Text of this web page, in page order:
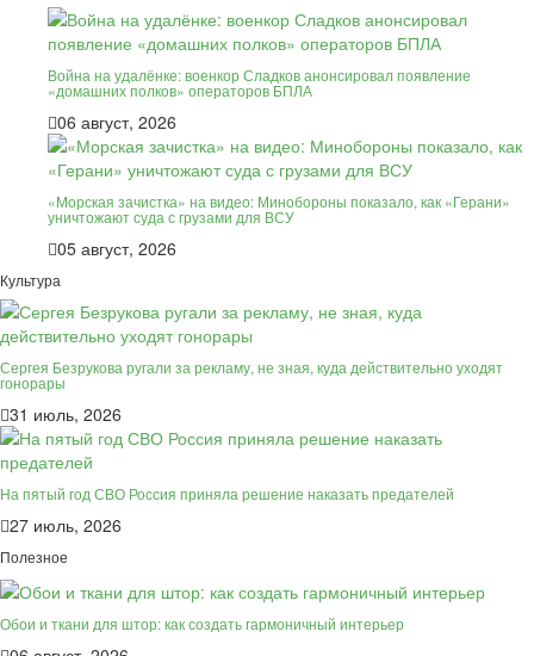
Война на удалёнке: военкор Сладков анонсировал появление
«домашних полков» операторов БПЛА
06 август, 2026
«Морская зачистка» на видео: Минобороны показало, как «Герани»
уничтожают суда с грузами для ВСУ
05 август, 2026
Культура
Сергея Безрукова ругали за рекламу, не зная, куда действительно уходят
гонорары
31 июль, 2026
На пятый год СВО Россия приняла решение наказать предателей
27 июль, 2026
Полезное
Обои и ткани для штор: как создать гармоничный интерьер